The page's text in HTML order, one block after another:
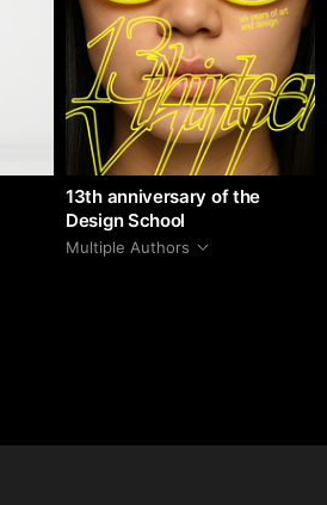
13th anniversary of the
Design School
Multiple Authors